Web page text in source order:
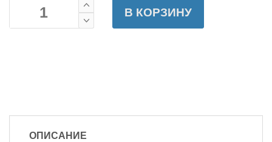
В КОРЗИНУ
ОПИСАНИЕ